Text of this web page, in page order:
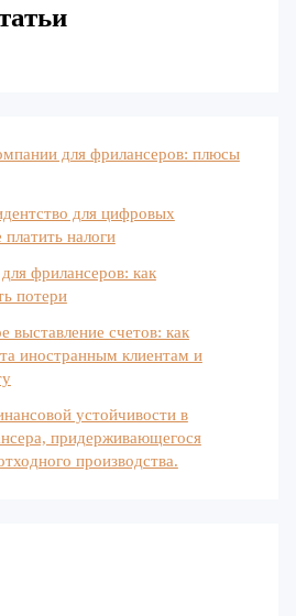
для фрилансеров: плюсы
для цифровых
платить налоги
фрилансеров: как
потери
выставление счетов: как
иностранным клиентам и
устойчивости в
придерживающегося
производства.